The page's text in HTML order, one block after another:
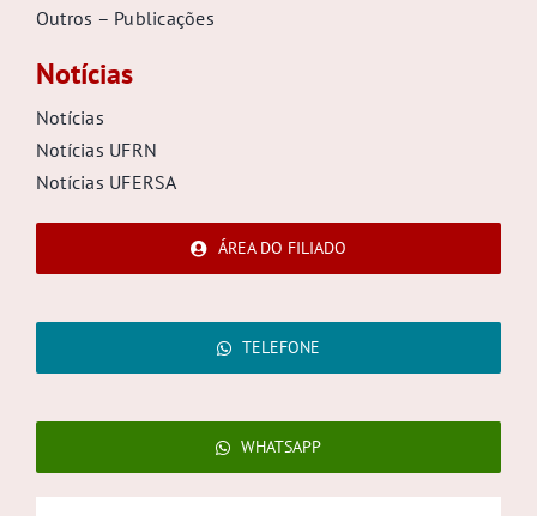
Outros – Publicações
Notícias
Notícias
Notícias UFRN
Notícias UFERSA
ÁREA DO FILIADO
TELEFONE
WHATSAPP